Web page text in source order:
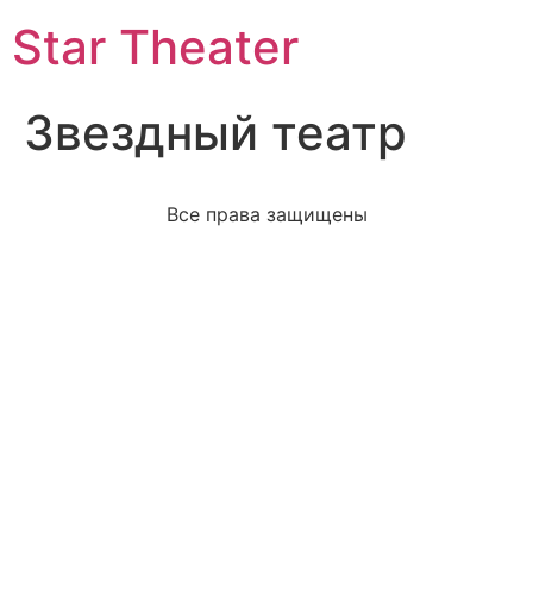
Star Theater
Звездный театр
Все права защищены